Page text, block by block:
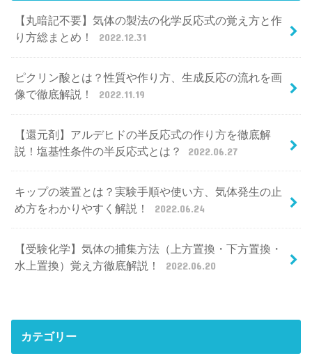
【丸暗記不要】気体の製法の化学反応式の覚え方と作
り方総まとめ！
2022.12.31
ピクリン酸とは？性質や作り方、生成反応の流れを画
像で徹底解説！
2022.11.19
【還元剤】アルデヒドの半反応式の作り方を徹底解
説！塩基性条件の半反応式とは？
2022.06.27
キップの装置とは？実験手順や使い方、気体発生の止
め方をわかりやすく解説！
2022.06.24
【受験化学】気体の捕集方法（上方置換・下方置換・
水上置換）覚え方徹底解説！
2022.06.20
カテゴリー